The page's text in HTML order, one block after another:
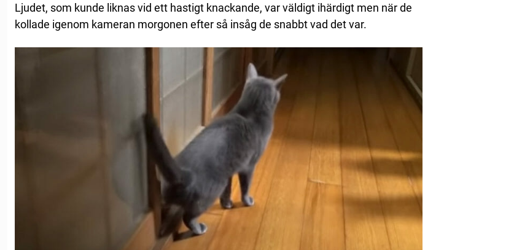
Ljudet, som kunde liknas vid ett hastigt knackande, var väldigt ihärdigt men när de
kollade igenom kameran morgonen efter så insåg de snabbt vad det var.